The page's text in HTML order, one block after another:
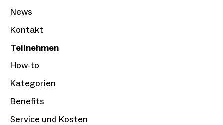
News
Kontakt
Teilnehmen
How-to
Kategorien
Benefits
Service und Kosten